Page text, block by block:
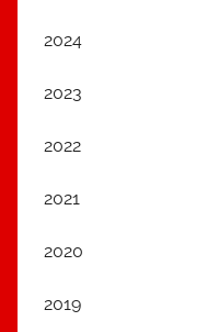
2024
2023
2022
2021
2020
2019